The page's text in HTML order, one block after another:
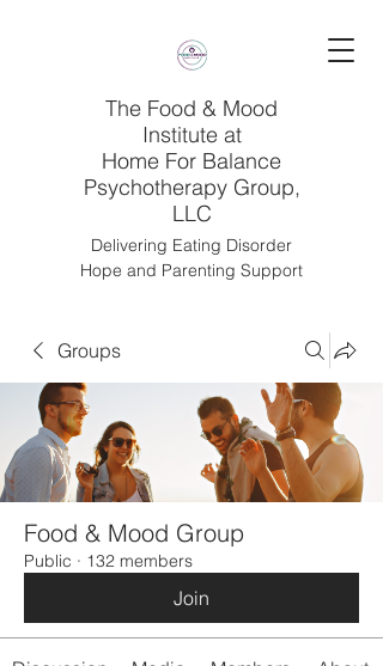
The Food & Mood
Institute at
Home For Balance
Psychotherapy Group,
LLC
Delivering Eating Disorder
Hope and Parenting Support
Groups
Food & Mood Group
Public · 132 members
Join